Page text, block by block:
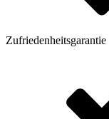
Zufriedenheitsgarantie